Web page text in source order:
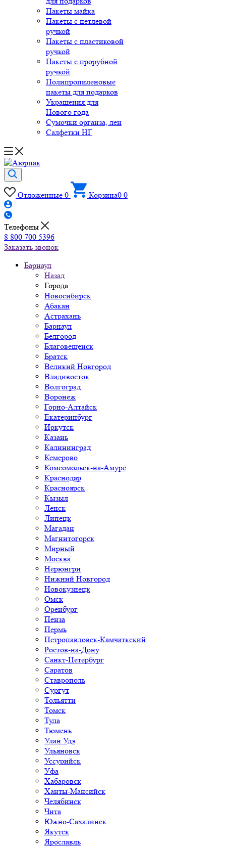
Пакеты майка
Пакеты с петлевой
ручкой
Пакеты с пластиковой
ручкой
Пакеты с прорубной
ручкой
Полипропиленовые
пакеты для подарков
Украшения для
Нового года
Сумочки органза, лен
Салфетки НГ
Отложенные 0 Корзина0 0
Телефоны
8 800 700 5396
Заказать звонок
Барнаул
Назад
Города
Новосибирск
Абакан
Астрахань
Барнаул
Белгород
Благовещенск
Братск
Великий Новгород
Владивосток
Волгоград
Воронеж
Горно-Алтайск
Екатеринбург
Иркутск
Казань
Калининград
Кемерово
Комсомольск-на-Амуре
Краснодар
Красноярск
Кызыл
Ленск
Липецк
Магадан
Магнитогорск
Мирный
Москва
Нерюнгри
Нижний Новгород
Новокузнецк
Омск
Оренбург
Пенза
Пермь
Петропавловск-Камчаткский
Ростов-на-Дону
Санкт-Петербург
Саратов
Ставрополь
Сургут
Тольятти
Томск
Тула
Тюмень
Улан Удэ
Ульяновск
Уссурийск
Уфа
Хабаровск
Ханты-Мансийск
Челябинск
Чита
Южно-Cахалинск
Якутск
Ярославль